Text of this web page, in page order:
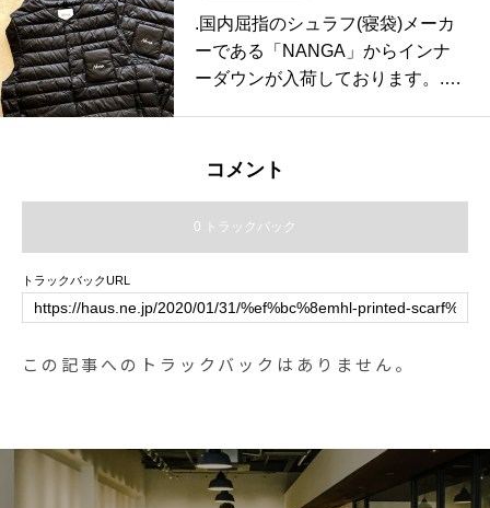
飲み口穴が2種類に分かれてお
り、熱い飲み物が出過ぎるといっ
たトラブルもあらかじめ防ぐ安全
気の利いた機能が両立するスタウ
さい。.#rivers#vacuumflask#stout
#bottle#haus #haus_matsue #hau
smatsue #松江カフェ #島根カフェ
.国内屈指のシュラフ(寝袋)メーカ
ーである「NANGA」からインナ
ーダウンが入荷しております。.非
クを使用。表地とダウンそのもの
よるストレスにお悩みの方、イン
ナーダウンをお考えというお客
ェ #島根カフェ #松江旅行#島根旅
行#松江 #島根 #山陰
コメント
0 トラックバック
トラックバックURL
この記事へのトラックバックはありません。